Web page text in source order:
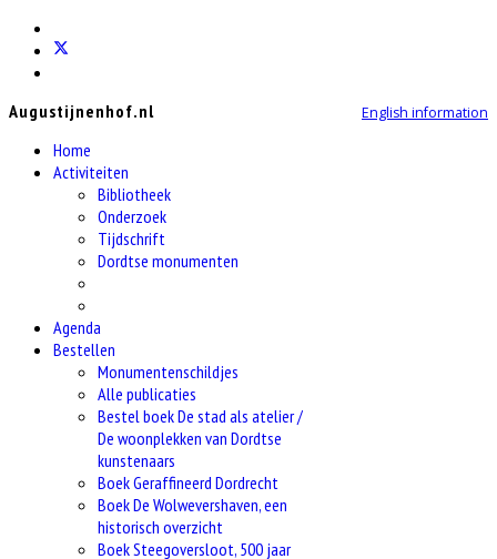
English information
Augustijnenhof.nl
Home
Activiteiten
Bibliotheek
Onderzoek
Tijdschrift
Dordtse monumenten
Agenda
Bestellen
Monumentenschildjes
Alle publicaties
Bestel boek De stad als atelier /
De woonplekken van Dordtse
kunstenaars
Boek Geraffineerd Dordrecht
Boek De Wolwevershaven, een
historisch overzicht
Boek Steegoversloot, 500 jaar